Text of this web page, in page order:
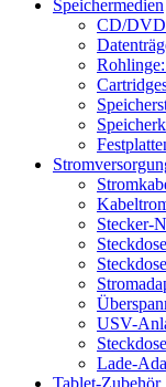
Speichermedien
CD/DVD
Stecker-
USV-
Lade-
Tablet-Zubehör